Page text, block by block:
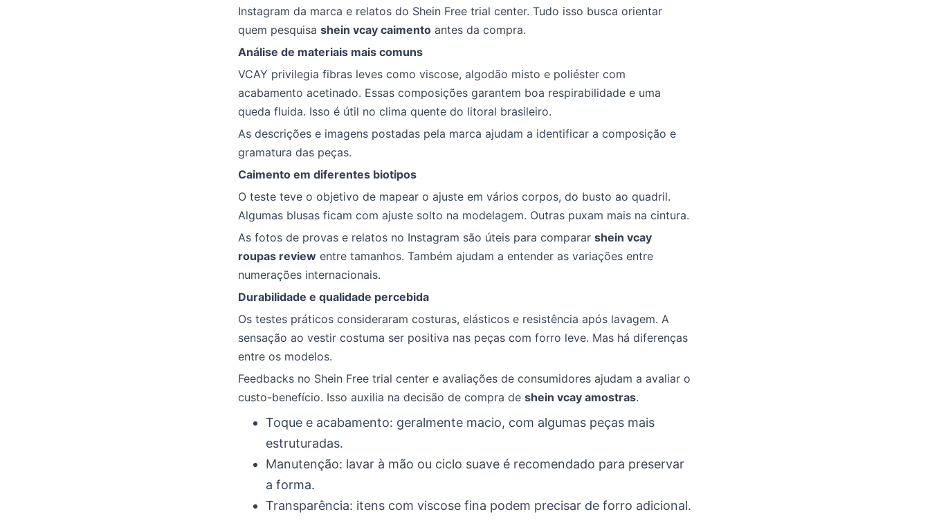
Instagram da marca e relatos do Shein Free trial center. Tudo isso busca orientar
quem pesquisa shein vcay caimento antes da compra.
Análise de materiais mais comuns
VCAY privilegia fibras leves como viscose, algodão misto e poliéster com
acabamento acetinado. Essas composições garantem boa respirabilidade e uma
queda fluida. Isso é útil no clima quente do litoral brasileiro.
As descrições e imagens postadas pela marca ajudam a identificar a composição e
gramatura das peças.
Caimento em diferentes biotipos
O teste teve o objetivo de mapear o ajuste em vários corpos, do busto ao quadril.
Algumas blusas ficam com ajuste solto na modelagem. Outras puxam mais na cintura.
As fotos de provas e relatos no Instagram são úteis para comparar shein vcay
roupas review entre tamanhos. Também ajudam a entender as variações entre
numerações internacionais.
Durabilidade e qualidade percebida
Os testes práticos consideraram costuras, elásticos e resistência após lavagem. A
sensação ao vestir costuma ser positiva nas peças com forro leve. Mas há diferenças
entre os modelos.
Feedbacks no Shein Free trial center e avaliações de consumidores ajudam a avaliar o
custo-benefício. Isso auxilia na decisão de compra de shein vcay amostras.
Toque e acabamento: geralmente macio, com algumas peças mais
estruturadas.
Manutenção: lavar à mão ou ciclo suave é recomendado para preservar
a forma.
Transparência: itens com viscose fina podem precisar de forro adicional.